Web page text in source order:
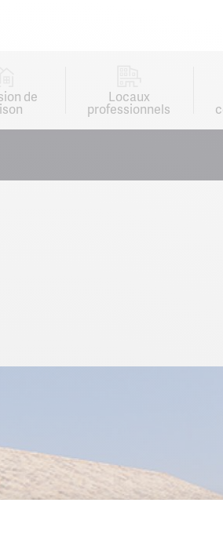
de Locaux
professionnels